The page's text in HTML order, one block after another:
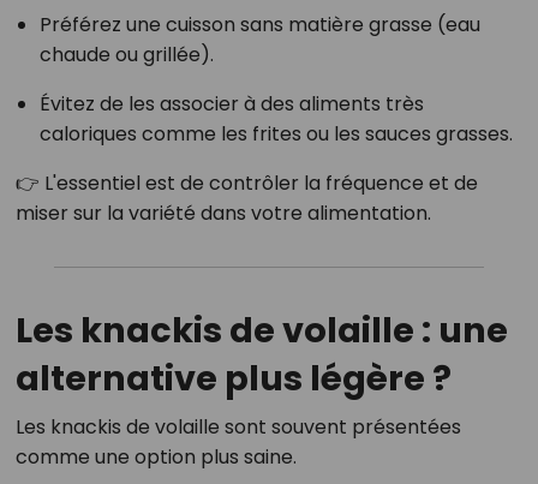
Préférez une cuisson sans matière grasse (eau
chaude ou grillée).
Évitez de les associer à des aliments très
caloriques comme les frites ou les sauces grasses.
👉 L'essentiel est de contrôler la fréquence et de
miser sur la variété dans votre alimentation.
Les knackis de volaille : une
alternative plus légère ?
Les knackis de volaille sont souvent présentées
comme une option plus saine.